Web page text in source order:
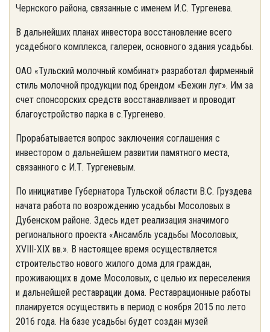
Чернского района, связанные с именем И.С. Тургенева.
В дальнейших планах инвестора восстановление всего
усадебного комплекса, галереи, основного здания усадьбы.
ОАО «Тульский молочный комбинат» разработал фирменный
стиль молочной продукции под брендом «Бежин луг». Им за
счет спонсорских средств восстанавливает и проводит
благоустройство парка в с.Тургенево.
Прорабатывается вопрос заключения соглашения с
инвестором о дальнейшем развитии памятного места,
связанного с И.Т. Тургеневым.
По инициативе Губернатора Тульской области В.С. Груздева
начата работа по возрождению усадьбы Мосоловых в
Дубенском районе. Здесь идет реализация значимого
регионального проекта «Ансамбль усадьбы Мосоловых,
XVIII-XIX вв.». В настоящее время осуществляется
строительство нового жилого дома для граждан,
проживающих в доме Мосоловых, с целью их переселения
и дальнейшей реставрации дома. Реставрационные работы
планируется осуществить в период с ноября 2015 по лето
2016 года. На базе усадьбы будет создан музей